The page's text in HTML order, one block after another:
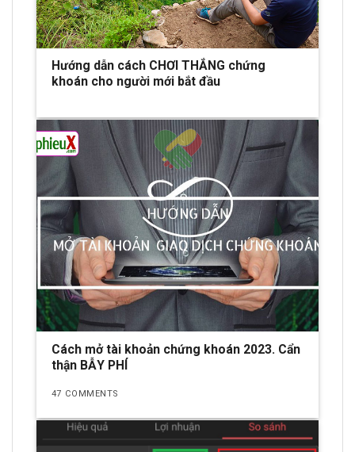
Hướng dẫn cách CHƠI THẮNG chứng
khoán cho người mới bắt đầu
Cách mở tài khoản chứng khoán 2023. Cẩn
thận BẪY PHÍ
47 COMMENTS